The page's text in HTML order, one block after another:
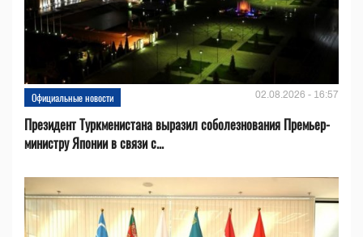
Официальные новости 02.08.2026 - 16:57
Президент Туркменистана выразил соболезнования Премьер-
министру Японии в связи с...